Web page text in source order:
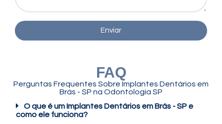
Enviar
FAQ
Perguntas Frequentes Sobre Implantes Dentários em
Brás - SP na Odontologia SP
O que é um Implantes Dentários em Brás - SP e
como ele funciona?